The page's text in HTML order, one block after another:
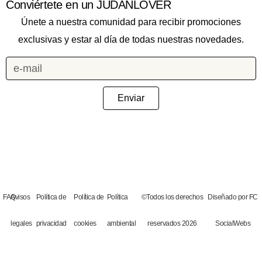
Conviértete en un JUDANLOVER
Únete a nuestra comunidad para recibir promociones
exclusivas y estar al día de todas nuestras novedades.
Enviar
FAQAvisos
legales
Política de
privacidad
Política de
cookies
Política
ambiental
©Todos los derechos
reservados 2026
Diseñado por FC
SocialWebs